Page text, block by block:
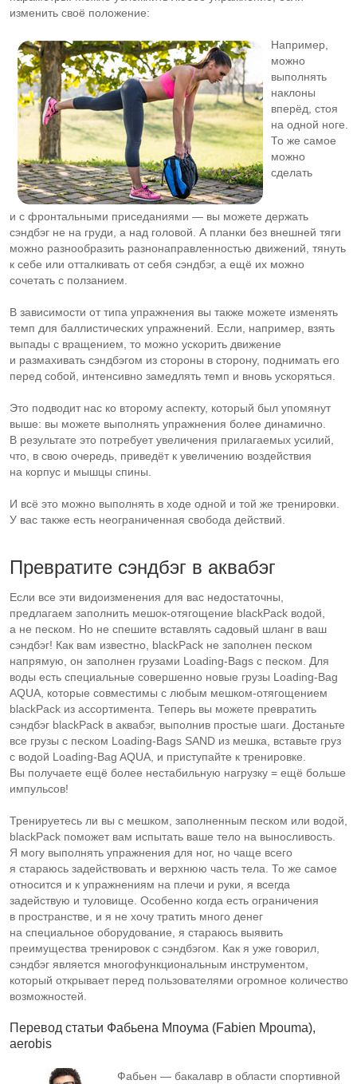
изменить своё положение:
Например,
можно
выполнять
наклоны
вперёд, стоя
на одной ноге.
То же самое
можно
сделать
и с фронтальными приседаниями — вы можете держать
сэндбэг не на груди, а над головой. А планки без внешней тяги
можно разнообразить разнонаправленностью движений, тянуть
к себе или отталкивать от себя сэндбэг, а ещё их можно
сочетать с ползанием.
В зависимости от типа упражнения вы также можете изменять
темп для баллистических упражнений. Если, например, взять
выпады с вращением, то можно ускорить движение
и размахивать сэндбэгом из стороны в сторону, поднимать его
перед собой, интенсивно замедлять темп и вновь ускоряться.
Это подводит нас ко второму аспекту, который был упомянут
выше: вы можете выполнять упражнения более динамично.
В результате это потребует увеличения прилагаемых усилий,
что, в свою очередь, приведёт к увеличению воздействия
на корпус и мышцы спины.
И всё это можно выполнять в ходе одной и той же тренировки.
У вас также есть неограниченная свобода действий.
Превратите сэндбэг в аквабэг
Если все эти видоизменения для вас недостаточны,
предлагаем заполнить мешок-отягощение blackPack водой,
а не песком. Но не спешите вставлять садовый шланг в ваш
сэндбэг! Как вам известно, blackPack не заполнен песком
напрямую, он заполнен грузами Loading-Bags с песком. Для
воды есть специальные совершенно новые грузы Loading-Bag
AQUA, которые совместимы с любым мешком-отягощением
blackPack из ассортимента. Теперь вы можете превратить
сэндбэг blackPack в аквабэг, выполнив простые шаги. Достаньте
все грузы с песком Loading-Bags SAND из мешка, вставьте груз
с водой Loading-Bag AQUA, и приступайте к тренировке.
Вы получаете ещё более нестабильную нагрузку = ещё больше
импульсов!
Тренируетесь ли вы с мешком, заполненным песком или водой,
blackPack поможет вам испытать ваше тело на выносливость.
Я могу выполнять упражнения для ног, но чаще всего
я стараюсь задействовать и верхнюю часть тела. То же самое
относится и к упражнениям на плечи и руки, я всегда
задействую и туловище. Особенно когда есть ограничения
в пространстве, и я не хочу тратить много денег
на специальное оборудование, я стараюсь выявить
преимущества тренировок с сэндбэгом. Как я уже говорил,
сэндбэг является многофункциональным инструментом,
который открывает перед пользователями огромное количество
возможностей.
Перевод статьи Фабьена Мпоума (Fabien Mpouma),
aerobis
Фабьен — бакалавр в области спортивной